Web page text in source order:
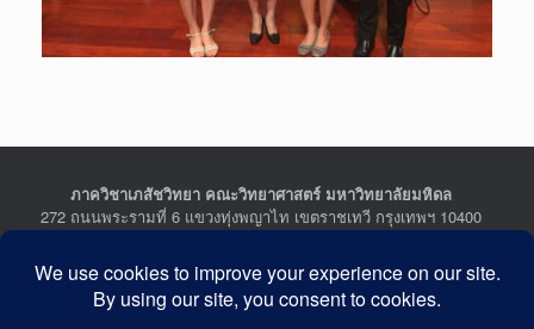
ภาควิชาเภสัชวิทยา คณะวิทยาศาสตร์ มหาวิทยาลัยมหิดล
272 ถนนพระรามที่ 6 แขวงทุ่งพญาไท เขตราชเทวี กรุงเทพฯ 10400
Department of Pharmacology, Faculty of Science, Mahidol
University
272 Rama VI Road, Ratchathewi District, Bangkok 10400